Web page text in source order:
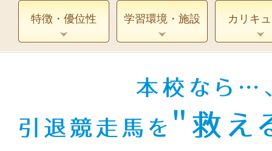
特徴・優位性 学習環境・施設 カリキ